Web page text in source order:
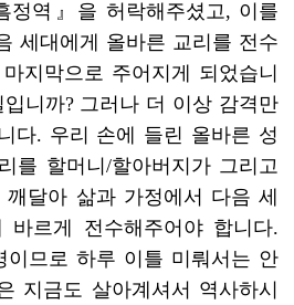
정역』을 허락해주셨고, 이를
세대에게 올바른 교리를 전수
지막으로 주어지게 되었습니
니까? 그러나 더 이상 감격만
다. 우리 손에 들린 올바른 성
를 할머니/할아버지가 그리고
달아 삶과 가정에서 다음 세
바르게 전수해주어야 합니다.
이므로 하루 이틀 미뤄서는 안
지금도 살아계셔서 역사하시